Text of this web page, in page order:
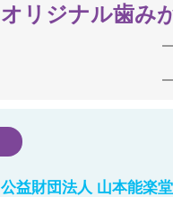
オリジナル歯み
公益財団法人 山本能楽堂